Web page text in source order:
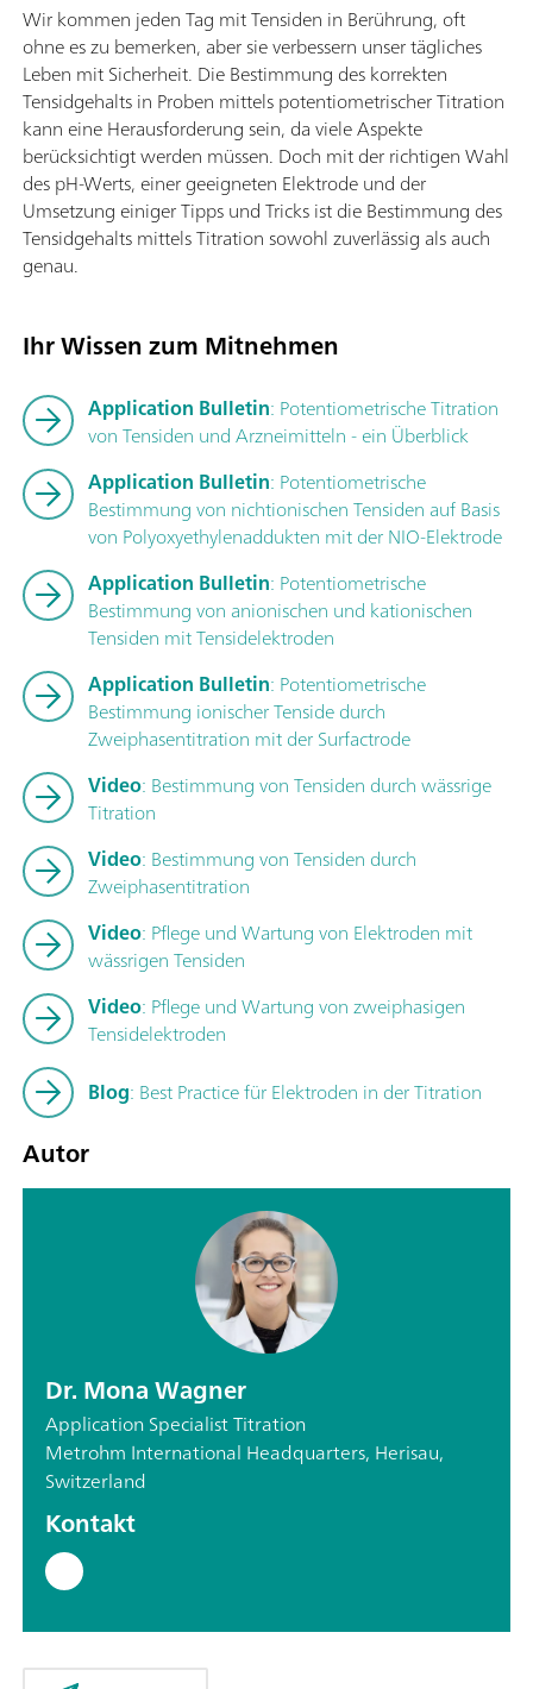
Wir kommen jeden Tag mit Tensiden in Berührung, oft
ohne es zu bemerken, aber sie verbessern unser tägliches
Leben mit Sicherheit. Die Bestimmung des korrekten
Tensidgehalts in Proben mittels potentiometrischer Titration
kann eine Herausforderung sein, da viele Aspekte
berücksichtigt werden müssen. Doch mit der richtigen Wahl
des pH-Werts, einer geeigneten Elektrode und der
Umsetzung einiger Tipps und Tricks ist die Bestimmung des
Tensidgehalts mittels Titration sowohl zuverlässig als auch
genau.
Ihr Wissen zum Mitnehmen
Application Bulletin: Potentiometrische Titration
von Tensiden und Arzneimitteln - ein Überblick
Application Bulletin: Potentiometrische
Bestimmung von nichtionischen Tensiden auf Basis
von Polyoxyethylenaddukten mit der NIO-Elektrode
Application Bulletin: Potentiometrische
Bestimmung von anionischen und kationischen
Tensiden mit Tensidelektroden
Application Bulletin: Potentiometrische
Bestimmung ionischer Tenside durch
Zweiphasentitration mit der Surfactrode
Video: Bestimmung von Tensiden durch wässrige
Titration
Video: Bestimmung von Tensiden durch
Zweiphasentitration
Video: Pflege und Wartung von Elektroden mit
wässrigen Tensiden
Video: Pflege und Wartung von zweiphasigen
Tensidelektroden
Blog: Best Practice für Elektroden in der Titration
Autor
Dr. Mona Wagner
Application Specialist Titration
Metrohm International Headquarters, Herisau,
Switzerland
Kontakt